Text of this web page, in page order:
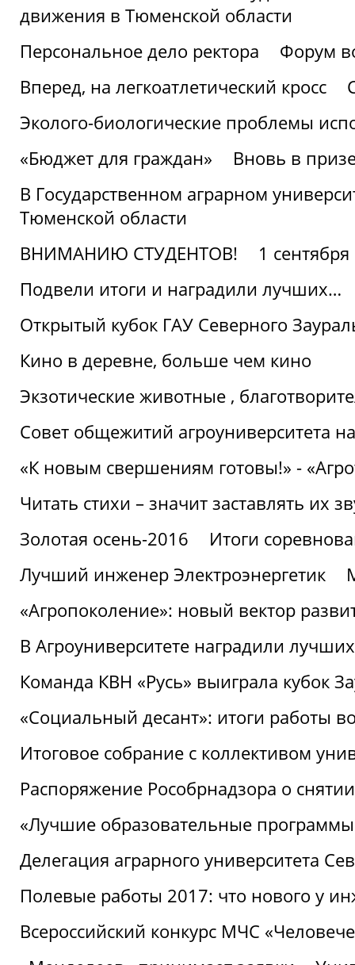
движения в Тюменской области
Персональное дело ректора
Форум
Вперед, на легкоатлетический кросс
Эколого-биологические проблемы
«Бюджет для граждан»
Вновь в
В Государственном аграрном
Тюменской области
ВНИМАНИЮ СТУДЕНТОВ!
1 сентября
Подвели итоги и наградили лучших…
Открытый кубок ГАУ Северного
Кино в деревне, больше чем кино
Экзотические животные ,
Совет общежитий агроуниверситета
«К новым свершениям готовы!» -
Читать стихи – значит заставлять их
Золотая осень-2016
Итоги
Лучший инженер Электроэнергетик
«Агропоколение»: новый вектор
В Агроуниверситете наградили
Команда КВН «Русь» выиграла кубок
«Социальный десант»: итоги работы
Итоговое собрание с коллективом
Распоряжение Рособрнадзора о
«Лучшие образовательные
Делегация аграрного университета
Полевые работы 2017: что нового у
Всероссийский конкурс МЧС